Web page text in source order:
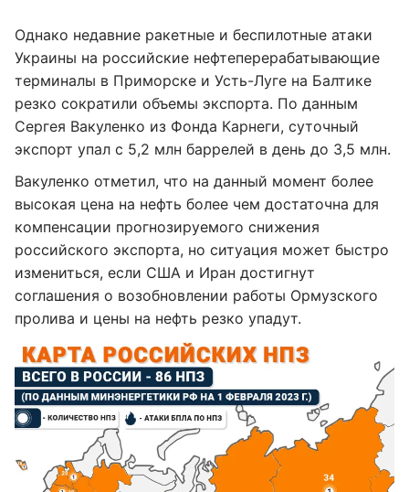
Однако недавние ракетные и беспилотные атаки
Украины на российские нефтеперерабатывающие
терминалы в Приморске и Усть-Луге на Балтике
резко сократили объемы экспорта. По данным
Сергея Вакуленко из Фонда Карнеги, суточный
экспорт упал с 5,2 млн баррелей в день до 3,5 млн.
Вакуленко отметил, что на данный момент более
высокая цена на нефть более чем достаточна для
компенсации прогнозируемого снижения
российского экспорта, но ситуация может быстро
измениться, если США и Иран достигнут
соглашения о возобновлении работы Ормузского
пролива и цены на нефть резко упадут.